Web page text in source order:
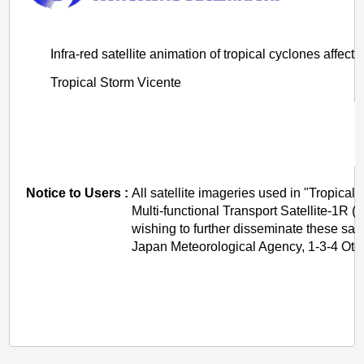
Infra-red satellite animation of tropical cyclones
Tropical Storm Vicente
Notice to Users :All satellite imageries used in "Tropical
Multi-functional Transport Satellite-1R
wishing to further disseminate these
Japan Meteorological Agency, 1-3-4